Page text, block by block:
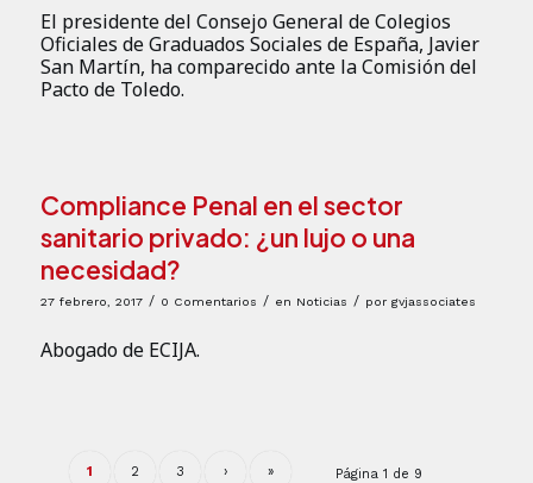
El presidente del Consejo General de Colegios
Oficiales de Graduados Sociales de España, Javier
San Martín, ha comparecido ante la Comisión del
Pacto de Toledo.
Compliance Penal en el sector
sanitario privado: ¿un lujo o una
necesidad?
27 febrero, 2017 / 0 Comentarios / en Noticias / por gvjassociates
Abogado de ECIJA.
Página 1 de 9
1 2 3 › »